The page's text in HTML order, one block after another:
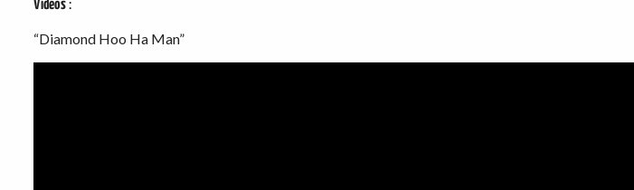
Vidéos:
“Diamond Hoo Ha Man”